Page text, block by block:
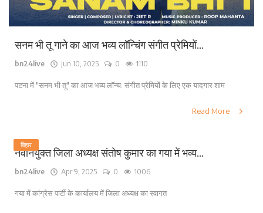
सनम भी तू गाने का आज भव्य लॉन्चिंग संगीत प्रेमियों...
bn24live Jun 10, 2025 0 1110
पटना में "सनम भी तू" का आज भव्य लॉन्च: संगीत प्रेमियों के लिए एक यादगार शाम
Read More
बिहार
नवनियुक्त जिला अध्यक्ष संतोष कुमार का गया में भव्य...
bn24live Apr 9, 2025 0 1006
गया में कांग्रेस पार्टी के कार्यालय में जिला अध्यक्ष का स्वागत